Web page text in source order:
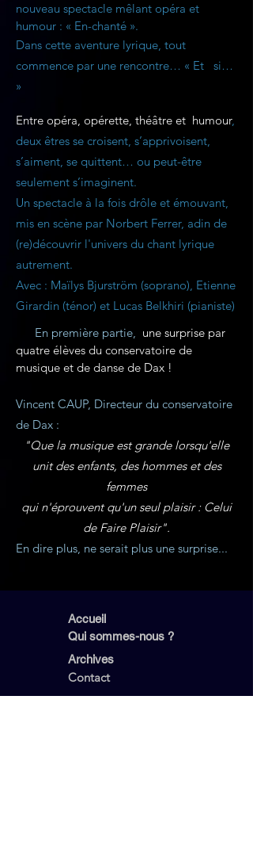
nouveau spectacle mêlant opéra et
humour : « En-chanté ».
Dans cette aventure lyrique, tout
commence par une rencontre… « Et si…
»
Entre opéra, opérette, théâtre et humour,
deux êtres se croisent, s’apprivoisent,
s’aiment, se quittent… ou peut-être
seulement s’imaginent.
Un spectacle à la fois drôle et émouvant,
mis en scène par Norbert Ferrer, adin de
(re)découvrir l'univers du chant lyrique
autrement.
Avec : Maïlys Bjurström (soprano), Etienne
Girardin (ténor) et Lucas Belkhiri (pianiste)
En première partie, une surprise par
quatre élèves du conservatoire de
musique et de danse de Dax !
Vincent CAUP, Directeur du conservatoire
de Dax :
"Que la musique est grande lorsqu'elle
unit des enfants, des hommes et des
femmes
qui n'éprouvent qu'un seul plaisir : Celui
de Faire Plaisir".
En dire plus, ne serait plus une surprise...
Accueil
Qui sommes-nous ?
Archives
Contact